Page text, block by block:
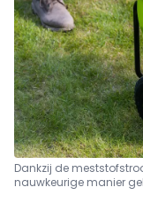
Dankzij de
nauwkeurige manier